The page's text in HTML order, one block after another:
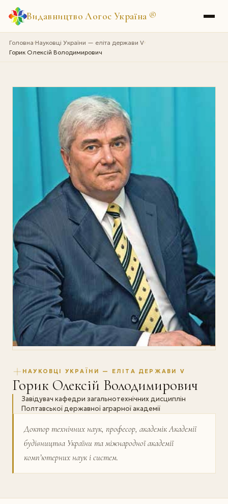
Видавництво Логос Україна ®
Головна›Науковці України — еліта держави V›
Горик Олексій Володимирович
НАУКОВЦІ УКРАЇНИ — ЕЛІТА ДЕРЖАВИ V
Горик Олексій Володимирович
Завідувач кафедри загальнотехнічних дисциплін
Полтавської державної аграрної академії
Доктор технічних наук, професор, академік Академії
будівництва України та міжнародної академії
комп’ютерних наук і систем.